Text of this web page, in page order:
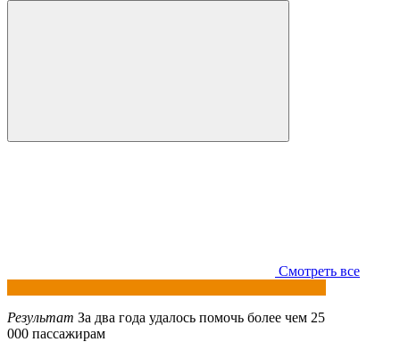
Смотреть все
Результат За два года удалось помочь более чем 25
000 пассажирам